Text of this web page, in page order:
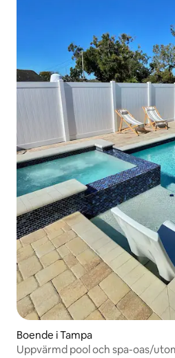
Boende i Tampa
Uppvärmd pool och spa-oas/